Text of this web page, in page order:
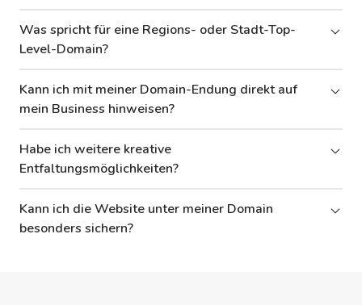
Was spricht für eine Regions- oder Stadt-Top-
Level-Domain?
Kann ich mit meiner Domain-Endung direkt auf
mein Business hinweisen?
Habe ich weitere kreative
Entfaltungsmöglichkeiten?
Kann ich die Website unter meiner Domain
besonders sichern?